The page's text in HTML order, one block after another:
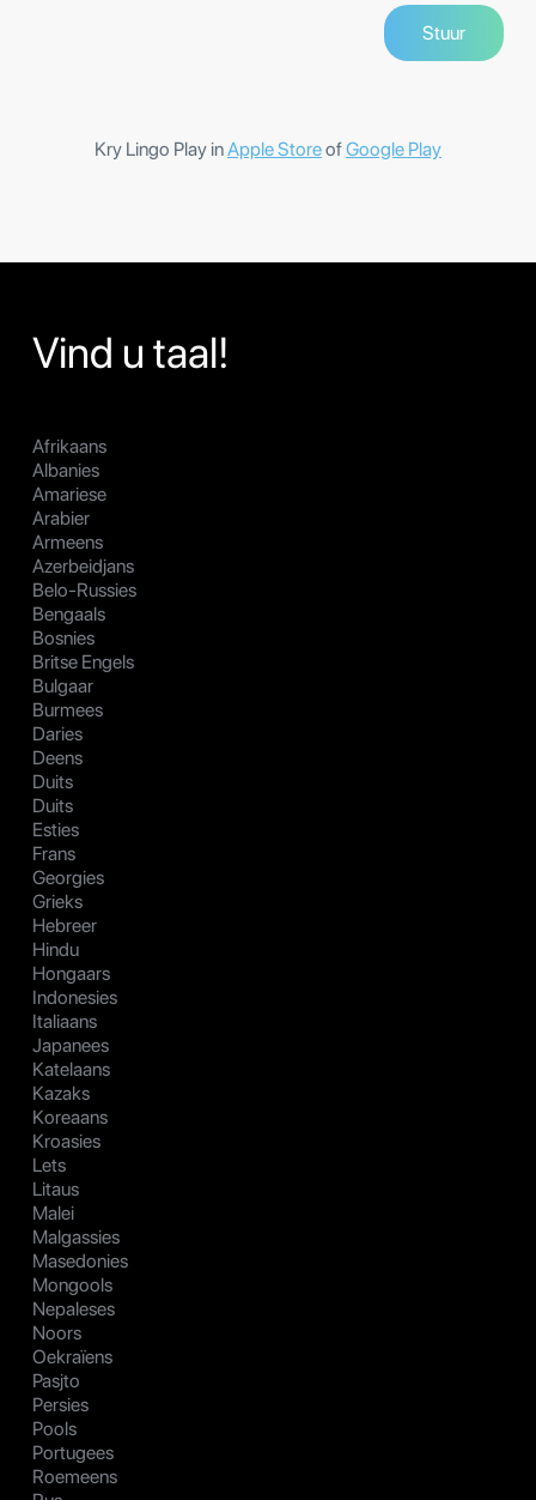
Kry Lingo Play inApple StoreofGoogle Play
Vind u taal!
Afrikaans
Albanies
Amariese
Arabier
Armeens
Azerbeidjans
Belo-Russies
Bengaals
Bosnies
Britse Engels
Bulgaar
Burmees
Daries
Deens
Duits
Duits
Esties
Frans
Georgies
Grieks
Hebreer
Hindu
Hongaars
Indonesies
Italiaans
Japanees
Katelaans
Kazaks
Koreaans
Kroasies
Lets
Litaus
Malei
Malgassies
Masedonies
Mongools
Nepaleses
Noors
Oekraïens
Pasjto
Persies
Pools
Portugees
Roemeens